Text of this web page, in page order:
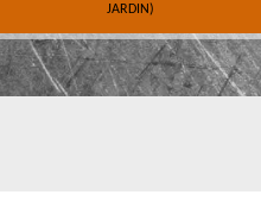
JARDIN)